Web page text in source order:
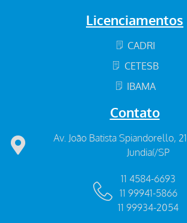
Licenciamentos
CADRI
CETESB
IBAMA
Contato
Av. João Batista Spiandorello,
Jundiaí/SP
11 4584-6693
11 99941-5866
11 99934-2054